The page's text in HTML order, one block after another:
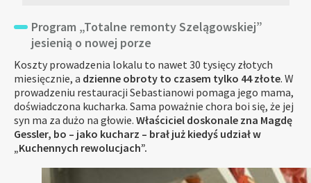
Program „Totalne remonty Szelągowskiej”
jesienią o nowej porze
Koszty prowadzenia lokalu to nawet 30 tysięcy złotych
miesięcznie, a dzienne obroty to czasem tylko 44 złote. W
prowadzeniu restauracji Sebastianowi pomaga jego mama,
doświadczona kucharka. Sama poważnie chora boi się, że jej
syn ma za dużo na głowie. Właściciel doskonale zna Magdę
Gessler, bo – jako kucharz – brał już kiedyś udział w
„Kuchennych rewolucjach”.